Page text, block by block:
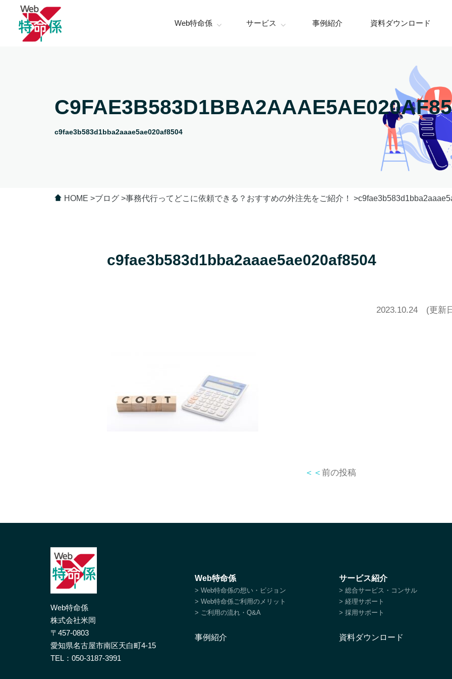
Web特命係 サービス 事例紹介 資料ダウンロード
c9fae3b583d1bba2aaae5ae020af8504
HOME ブログ 事務代行ってどこに依頼できる？おすすめの外注先をご紹介！
c9fae3b583d1bba2aaae5ae020af8504
2023.10.24 (更新
＜＜ 前の投稿
Web特命係
株式会社米岡
〒457-0803
愛知県名古屋市南区天白町4-15
TEL：050-3187-3991
Web特命係
> Web特命係の想い・ビジョン
> Web特命係ご利用のメリット
> ご利用の流れ・Q&A
サービス紹介
> 総合サービス・コンサル
> 経理サポート
> 採用サポート
事例紹介 資料ダウンロード